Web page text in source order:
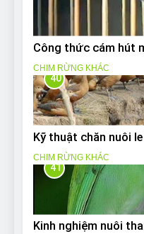
Công thức cám hút
CHIM RỪNG KHÁC
40
Kỹ thuật chăn nuôi
CHIM RỪNG KHÁC
41
Kinh nghiệm nuôi